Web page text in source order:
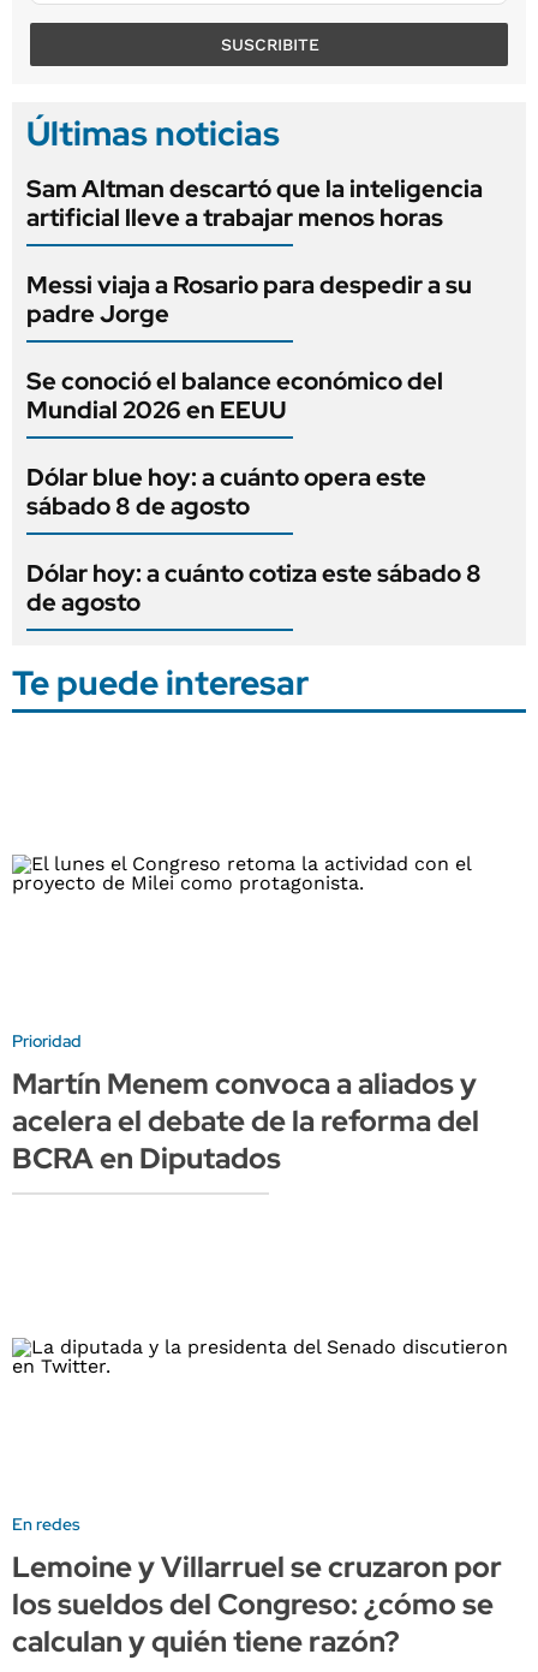
SUSCRIBITE
Últimas noticias
Sam Altman descartó que la inteligencia
artificial lleve a trabajar menos horas
Messi viaja a Rosario para despedir a su
padre Jorge
Se conoció el balance económico del
Mundial 2026 en EEUU
Dólar blue hoy: a cuánto opera este
sábado 8 de agosto
Dólar hoy: a cuánto cotiza este sábado 8
de agosto
Te puede interesar
Prioridad
Martín Menem convoca a aliados y
acelera el debate de la reforma del
BCRA en Diputados
En redes
Lemoine y Villarruel se cruzaron por
los sueldos del Congreso: ¿cómo se
calculan y quién tiene razón?